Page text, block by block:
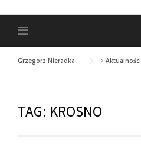
Grzegorz Nieradka > Aktualności
TAG: KROSNO